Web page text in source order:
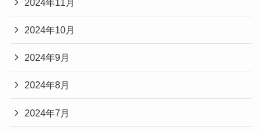
2024年11月
2024年10月
2024年9月
2024年8月
2024年7月